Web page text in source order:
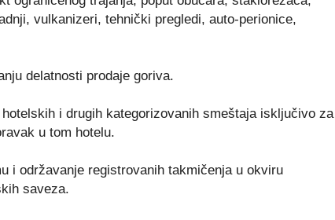
vulkanizeri, tehnički pregledi, auto-perionice,
delatnosti prodaje goriva.
i drugih kategorizovanih smeštaja isključivo za
u tom hotelu.
i održavanje registrovanih takmičenja u okviru
saveza.